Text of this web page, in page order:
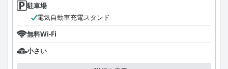
駐車場
電気自動車充電スタンド
無料Wi-Fi
小さい